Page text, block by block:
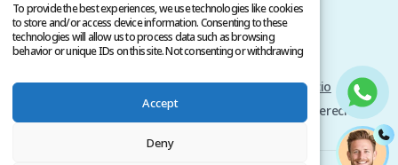
To provide the best experiences, we use technologies like cookies
to store and/or access device information. Consenting to these
technologies will allow us to process data such as browsing
behavior or unique IDs on this site. Not consenting or withdrawing
Accept
Deny
Politica de privacidad
Términos del servicio
Copyright @ 2026 www.clinicana.com. Todos los derechos
reservados.